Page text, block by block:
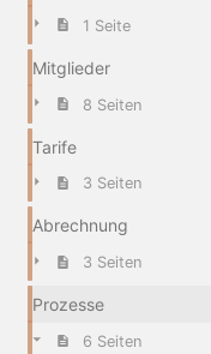
1 Seite
Mitglieder
8 Seiten
Tarife
3 Seiten
Abrechnung
3 Seiten
Prozesse
6 Seiten